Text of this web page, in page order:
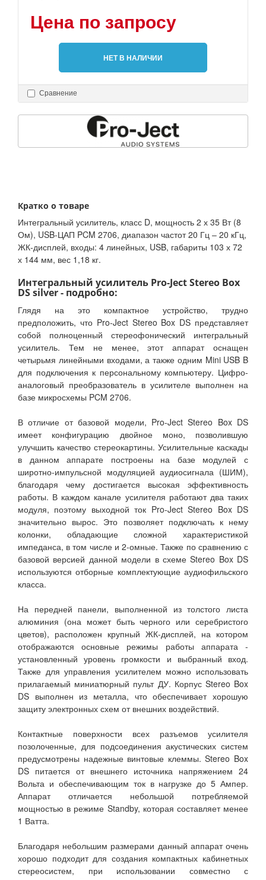
Цена по запросу
НЕТ В НАЛИЧИИ
Сравнение
Кратко о товаре
Интегральный усилитель, класс D, мощность 2 х 35 Вт (8
Ом), USB-ЦАП PCM 2706, диапазон частот 20 Гц – 20 кГц,
ЖК-дисплей, входы: 4 линейных, USB, габариты 103 х 72
х 144 мм, вес 1,18 кг.
Интегральный усилитель Pro-Ject Stereo Box
DS silver - подробно:
Глядя на это компактное устройство, трудно
предположить, что Pro-Ject Stereo Box DS представляет
собой полноценный стереофонический интегральный
усилитель. Тем не менее, этот аппарат оснащен
четырьмя линейными входами, а также одним Mini USB B
для подключения к персональному компьютеру. Цифро-
аналоговый преобразователь в усилителе выполнен на
базе микросхемы PCM 2706.
В отличие от базовой модели, Pro-Ject Stereo Box DS
имеет конфигурацию двойное моно, позволившую
улучшить качество стереокартины. Усилительные каскады
в данном аппарате построены на базе модулей с
широтно-импульсной модуляцией аудиосигнала (ШИМ),
благодаря чему достигается высокая эффективность
работы. В каждом канале усилителя работают два таких
модуля, поэтому выходной ток Pro-Ject Stereo Box DS
значительно вырос. Это позволяет подключать к нему
колонки, обладающие сложной характеристикой
импеданса, в том числе и 2-омные. Также по сравнению с
базовой версией данной модели в схеме Stereo Box DS
используются отборные комплектующие аудиофильского
класса.
На передней панели, выполненной из толстого листа
алюминия (она может быть черного или серебристого
цветов), расположен крупный ЖК-дисплей, на котором
отображаются основные режимы работы аппарата -
установленный уровень громкости и выбранный вход.
Также для управления усилителем можно использовать
прилагаемый миниатюрный пульт ДУ. Корпус Stereo Box
DS выполнен из металла, что обеспечивает хорошую
защиту электронных схем от внешних воздействий.
Контактные поверхности всех разъемов усилителя
позолоченные, для подсоединения акустических систем
предусмотрены надежные винтовые клеммы. Stereo Box
DS питается от внешнего источника напряжением 24
Вольта и обеспечивающим ток в нагрузке до 5 Ампер.
Аппарат отличается небольшой потребляемой
мощностью в режиме Standby, которая составляет менее
1 Ватта.
Благодаря небольшим размерами данный аппарат очень
хорошо подходит для создания компактных кабинетных
стереосистем, при использовании совместно с